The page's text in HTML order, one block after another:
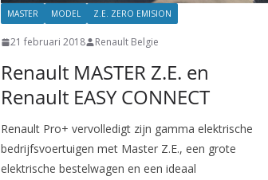
MASTER MODEL Z.E. ZERO EMISION
21 februari 2018 Renault Belgie
Renault MASTER Z.E. en
Renault EASY CONNECT
Renault Pro+ vervolledigt zijn gamma elektrische
bedrijfsvoertuigen met Master Z.E., een grote
elektrische bestelwagen en een ideaal